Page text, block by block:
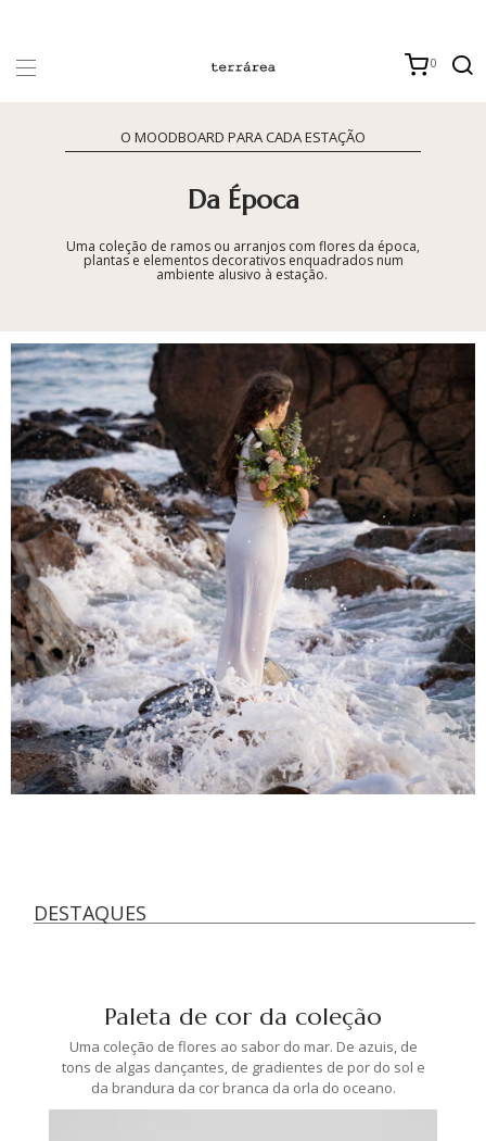
0
O MOODBOARD PARA CADA ESTAÇÃO
Da Época
Uma coleção de ramos ou arranjos com flores da época,
plantas e elementos decorativos enquadrados num
ambiente alusivo à estação.
DESTAQUES
Paleta de cor da coleção
Uma coleção de flores ao sabor do mar. De azuis, de
tons de algas dançantes, de gradientes de por do sol e
da brandura da cor branca da orla do oceano.